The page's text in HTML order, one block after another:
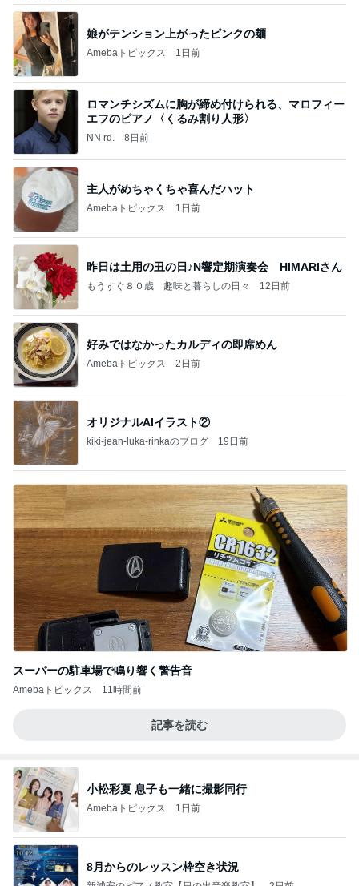
娘がテンション上がったピンクの麺
Amebaトピックス 1日前
ロマンチシズムに胸が締め付けられる、マロフィー
エフのピアノ〈くるみ割り人形〉
NN rd. 8日前
主人がめちゃくちゃ喜んだハット
Amebaトピックス 1日前
昨日は土用の丑の日♪N響定期演奏会 HIMARIさん
もうすぐ８０歳 趣味と暮らしの日々 12日前
好みではなかったカルディの即席めん
Amebaトピックス 2日前
オリジナルAIイラスト②
kiki-jean-luka-rinkaのブログ 19日前
スーパーの駐車場で鳴り響く警告音
Amebaトピックス 11時間前
記事を読む
小松彩夏 息子も一緒に撮影同行
Amebaトピックス 1日前
8月からのレッスン枠空き状況